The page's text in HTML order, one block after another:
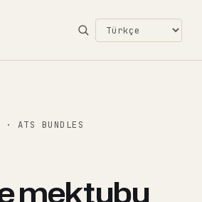
ATS BUNDLES
mektubu